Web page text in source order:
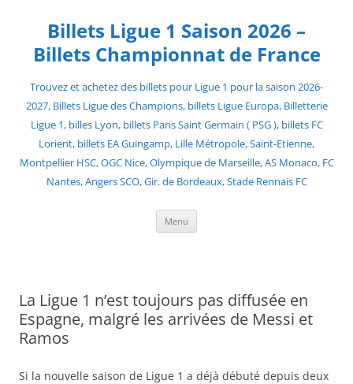
contentBillets Ligue 1 Saison 2026 –
Billets Championnat de France
Trouvez et achetez des billets pour Ligue 1 pour la saison 2026-
2027, Billets Ligue des Champions, billets Ligue Europa, Billetterie
Ligue 1, billes Lyon, billets Paris Saint Germain ( PSG ), billets FC
Lorient, billets EA Guingamp, Lille Métropole, Saint-Etienne,
Montpellier HSC, OGC Nice, Olympique de Marseille, AS Monaco, FC
Nantes, Angers SCO, Gir. de Bordeaux, Stade Rennais FC
Menu
La Ligue 1 n’est toujours pas diffusée en
Espagne, malgré les arrivées de Messi et
Ramos
Si la nouvelle saison de Ligue 1 a déjà débuté depuis deux